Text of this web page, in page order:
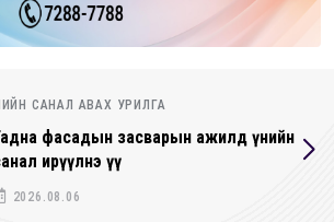
САНАЛ АВАХ УРИЛГА
фасадын засварын ажилд үнийн
ирүүлнэ үү
2026.08.06